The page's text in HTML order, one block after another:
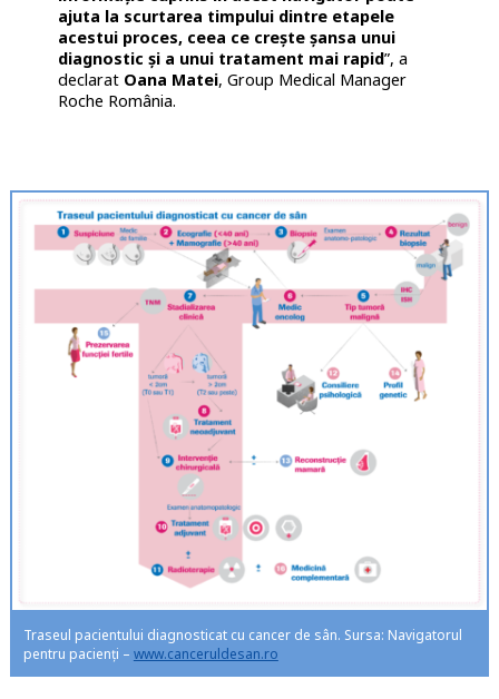
ajuta la scurtarea timpului dintre etapele
acestui proces, ceea ce creşte şansa unui
diagnostic şi a unui tratament mai rapid”, a
declarat Oana Matei, Group Medical Manager
Roche România.
Traseul pacientului diagnosticat cu cancer de sân. Sursa: Navigatorul
pentru pacienți – www.canceruldesan.ro